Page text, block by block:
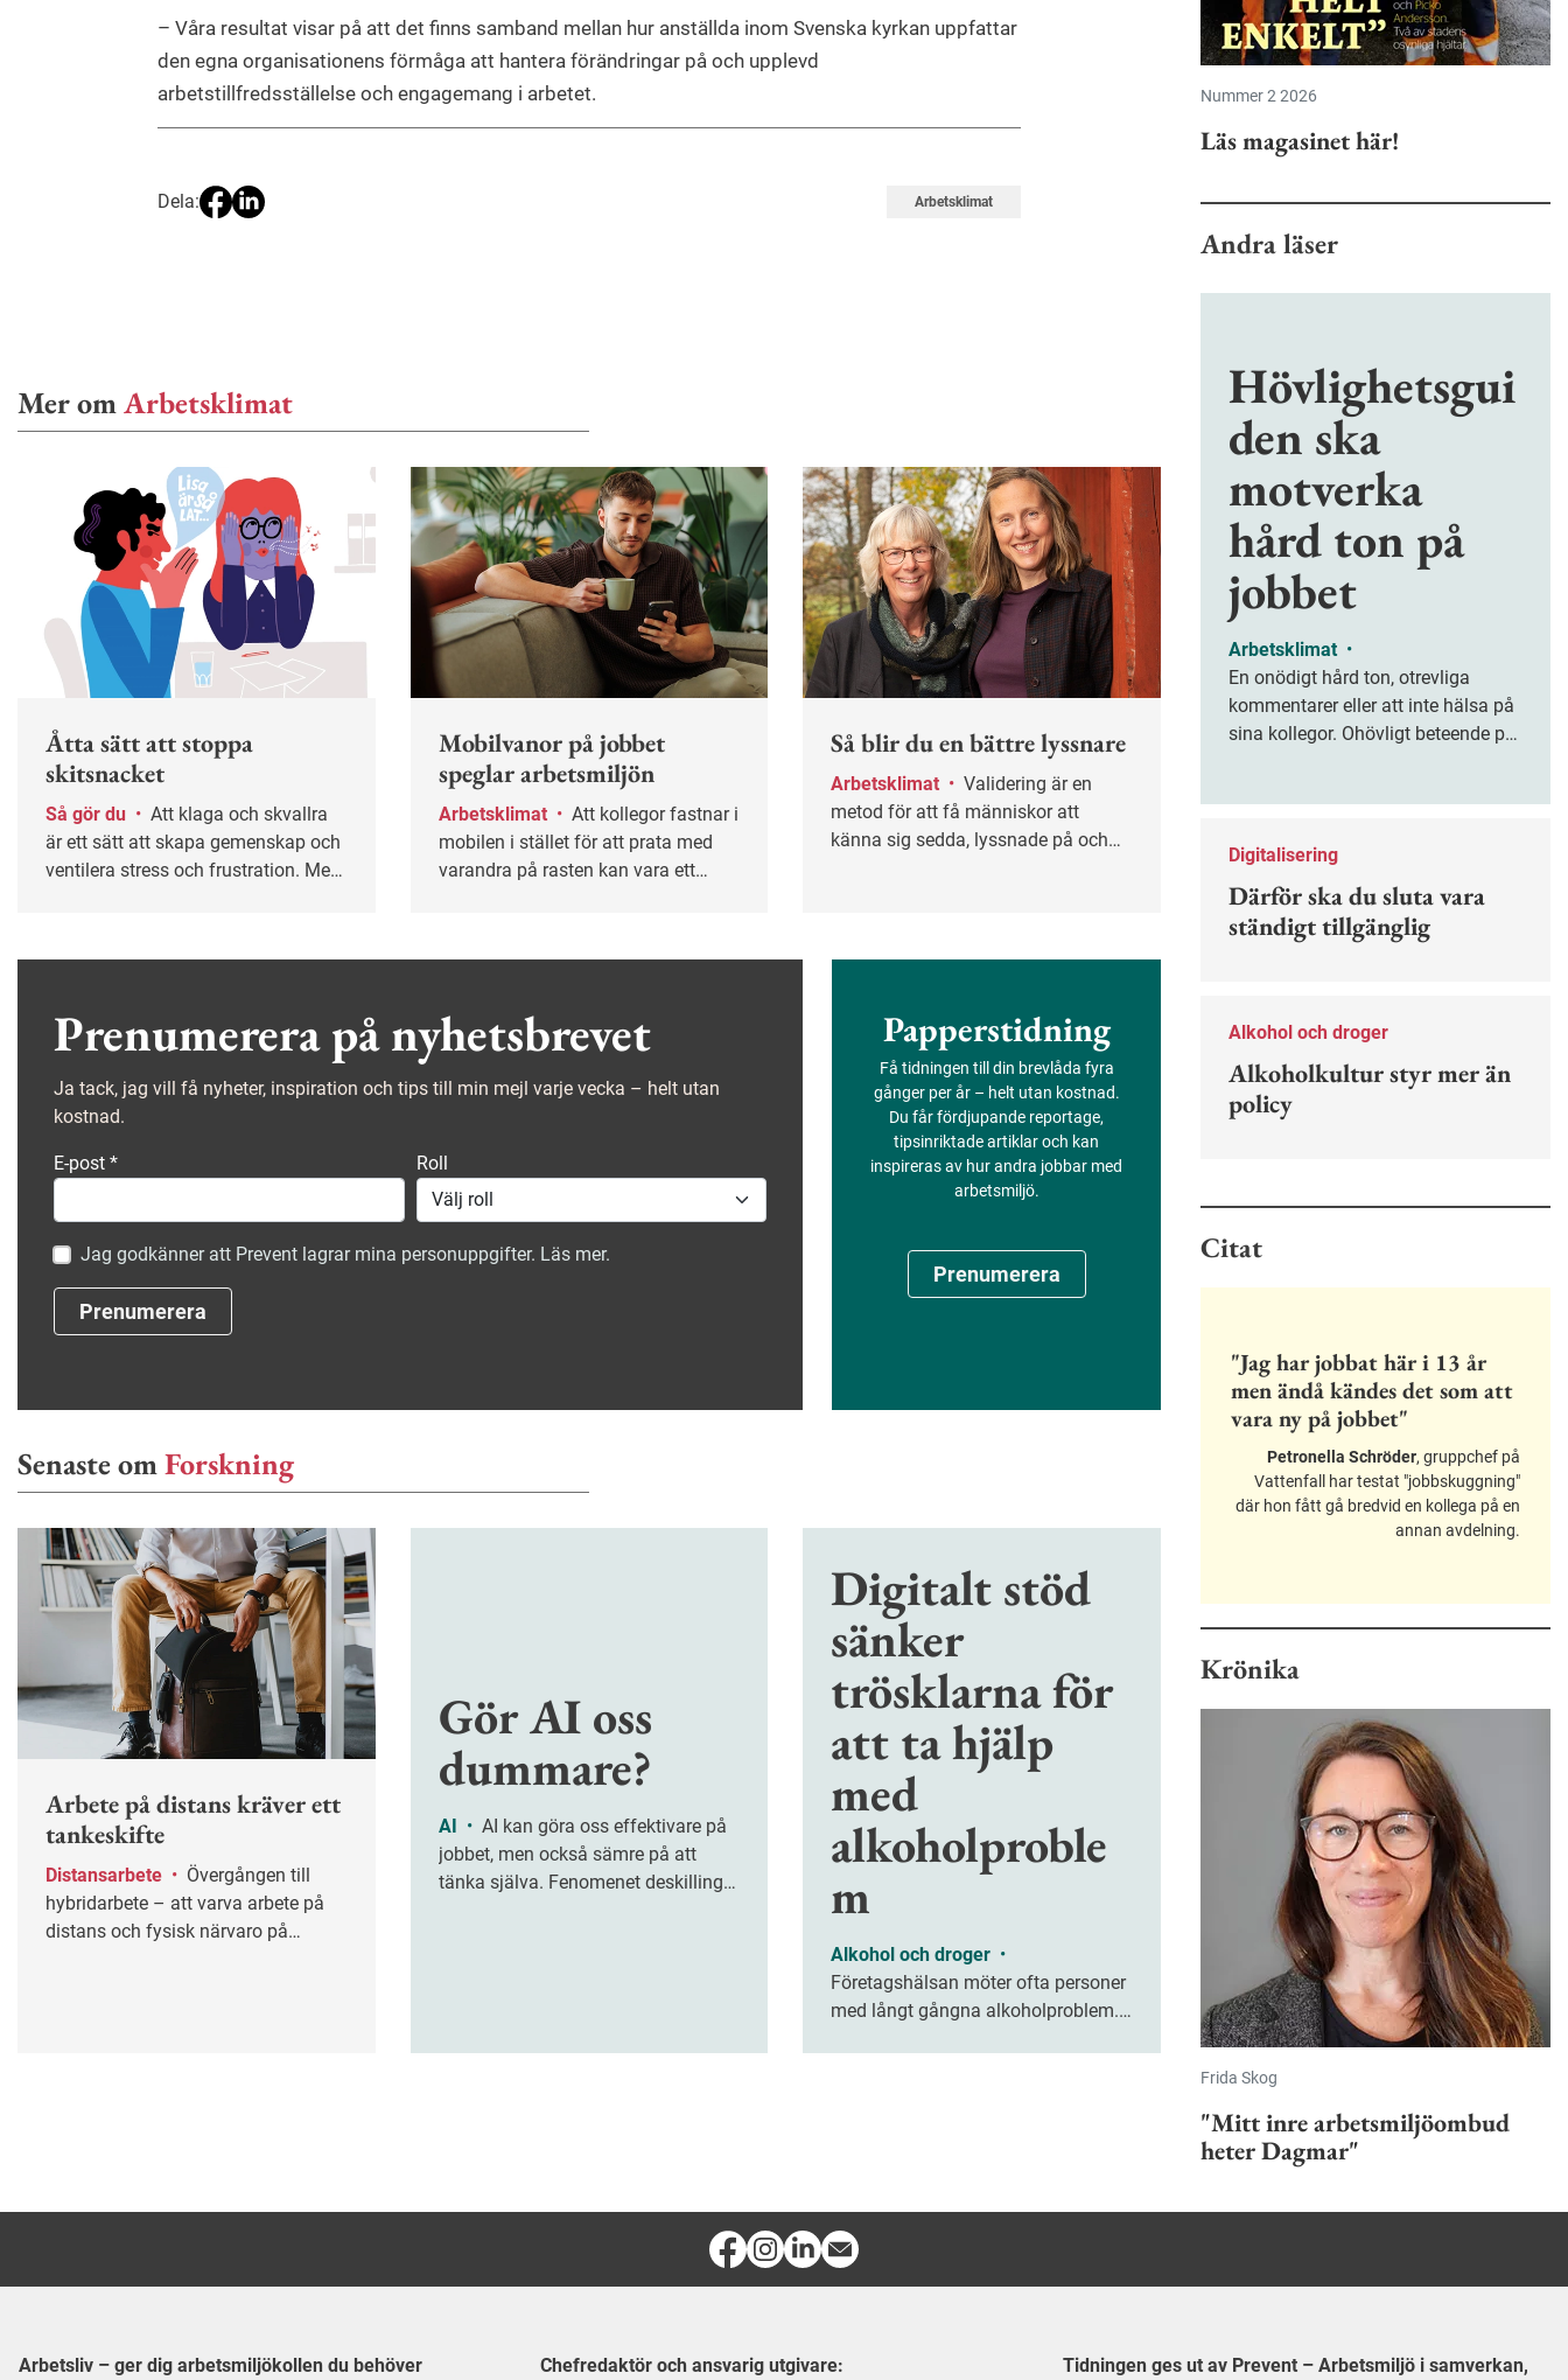
– Våra resultat visar på att det finns samband mellan hur anställda inom Svenska kyrkan uppfattar
den egna organisationens förmåga att hantera förändringar på och upplevd
arbetstillfredsställelse och engagemang i arbetet.
Dela: Arbetsklimat
Mer omArbetsklimat
Åtta sätt att stoppa
skitsnacket
Så gör du •
är ett sätt att skapa gemenskap och
ventilera stress och frustration. Men
sämre trivsel, lägre produktivitet och
att bryta spiralen.
Mobilvanor på jobbet
speglar arbetsmiljön
Arbetsklimat •
mobilen i stället för att prata med
varandra på rasten kan vara ett
universitet.
Så blir du en bättre lyssnare
Arbetsklimat • Validering är en
metod för att få människor att
känna sig sedda, lyssnade på och
Prenumerera på nyhetsbrevet
Ja tack, jag vill få nyheter, inspiration och tips till min mejl varje vecka – helt utan
kostnad.
E-post * Roll
Jag godkänner att Prevent lagrar mina personuppgifter. Läs mer.
Prenumerera
Papperstidning
Få tidningen till din brevlåda fyra
gånger per år – helt utan kostnad.
Du får fördjupande reportage,
tipsinriktade artiklar och kan
inspireras av hur andra jobbar med
arbetsmiljö.
Prenumerera
Senaste omForskning
Arbete på distans kräver ett
tankeskifte
Distansarbete •
hybridarbete – att varva arbete på
distans och fysisk närvaro på
Gör AI oss
dummare?
AI •
jobbet, men också sämre på att
tänka själva. Fenomenet deskilling
Digitalt stöd
sänker
trösklarna för
att ta hjälp
med
alkoholproble
m
Alkohol och droger •
Företagshälsan möter ofta personer
med långt gångna alkoholproblem.
Nummer 2 2026
Läs magasinet här!
Andra läser
Hövlighetsgui
den ska
motverka
hård ton på
jobbet
Arbetsklimat •
En onödigt hård ton, otrevliga
kommentarer eller att inte hälsa på
sina kollegor. Ohövligt beteende på
förebygga ohövligt beteende på
Digitalisering
Därför ska du sluta vara
ständigt tillgänglig
Alkohol och droger
Alkoholkultur styr mer än
policy
Citat
"Jag har jobbat här i 13 år
men ändå kändes det som att
vara ny på jobbet"
Petronella Schröder, gruppchef på
Vattenfall har testat "jobbskuggning"
där hon fått gå bredvid en kollega på en
annan avdelning.
Krönika
Frida Skog
"Mitt inre arbetsmiljöombud
heter Dagmar"
Arbetsliv – ger dig arbetsmiljökollen du behöver Chefredaktör och ansvarig utgivare: Tidningen ges ut av Prevent – Arbetsmiljö i samverkan,